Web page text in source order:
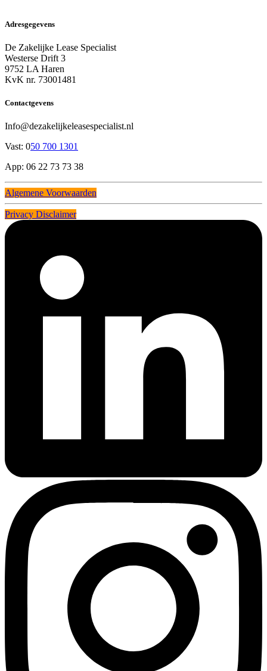
Adresgegevens
De Zakelijke Lease Specialist
Westerse Drift 3
9752 LA Haren
KvK nr. 73001481
Contactgevens
Info@dezakelijkeleasespecialist.nl
Vast: 050 700 1301
App: 06 22 73 73 38
Algemene Voorwaarden
Privacy Disclaimer